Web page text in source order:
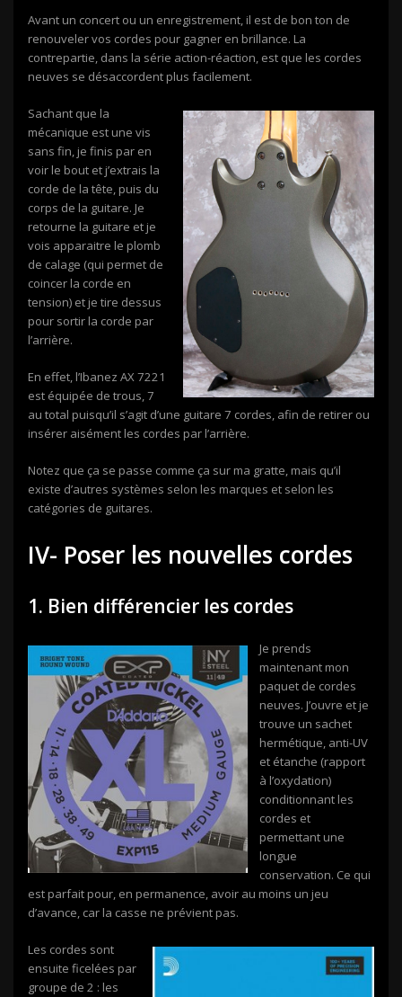
Avant un concert ou un enregistrement, il est de bon ton de
renouveler vos cordes pour gagner en brillance. La
contrepartie, dans la série action-réaction, est que les cordes
neuves se désaccordent plus facilement.
Sachant que la
mécanique est une vis
sans fin, je finis par en
voir le bout et j’extrais la
corde de la tête, puis du
corps de la guitare. Je
retourne la guitare et je
vois apparaitre le plomb
de calage (qui permet de
coincer la corde en
tension) et je tire dessus
pour sortir la corde par
l’arrière.
En effet, l’Ibanez AX 7221
est équipée de trous, 7
au total puisqu’il s’agit d’une guitare 7 cordes, afin de retirer ou
insérer aisément les cordes par l’arrière.
Notez que ça se passe comme ça sur ma gratte, mais qu’il
existe d’autres systèmes selon les marques et selon les
catégories de guitares.
IV- Poser les nouvelles cordes
1. Bien différencier les cordes
Je prends
maintenant mon
paquet de cordes
neuves. J’ouvre et je
trouve un sachet
hermétique, anti-UV
et étanche (rapport
à l’oxydation)
conditionnant les
cordes et
permettant une
longue
conservation. Ce qui
est parfait pour, en permanence, avoir au moins un jeu
d’avance, car la casse ne prévient pas.
Les cordes sont
ensuite ficelées par
groupe de 2 : les